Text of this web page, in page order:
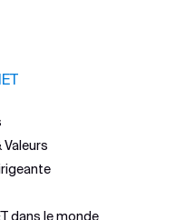
Valeurs
dans le monde